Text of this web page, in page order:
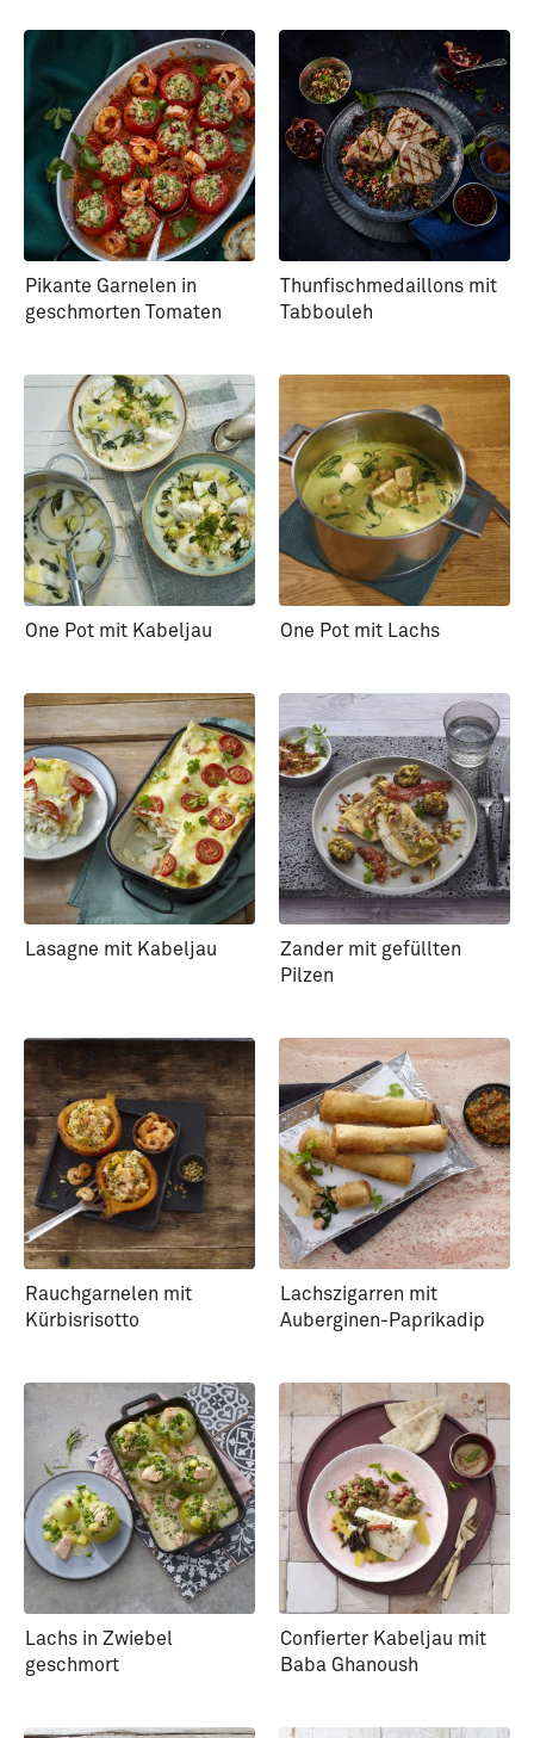
Pikante Garnelen in
geschmorten Tomaten
Thunfischmedaillons mit
Tabbouleh
One Pot mit Kabeljau One Pot mit Lachs
Lasagne mit Kabeljau
Zander mit gefüllten
Pilzen
Rauchgarnelen mit
Kürbisrisotto
Lachszigarren mit
Auberginen-Paprikadip
Lachs in Zwiebel
geschmort
Confierter Kabeljau mit
Baba Ghanoush